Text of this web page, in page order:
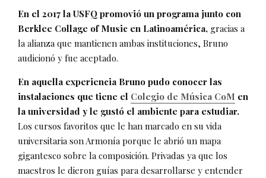
En el 2017 la USFQ promovió un programa junto con
Berklee Collage of Music en Latinoamérica, gracias a
la alianza que mantienen ambas instituciones, Bruno
audicionó y fue aceptado.
En aquella experiencia Bruno pudo conocer las
instalaciones que tiene el Colegio de Música CoM en
la universidad y le gustó el ambiente para estudiar.
Los cursos favoritos que le han marcado en su vida
universitaria son Armonía porque le abrió un mapa
gigantesco sobre la composición. Privadas ya que los
maestros le dieron guías para desarrollarse y entender